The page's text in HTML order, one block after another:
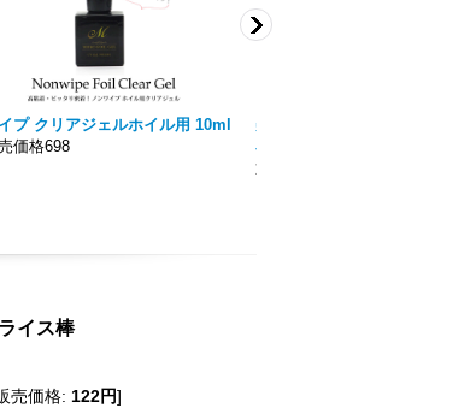
ラス ストーン ハート Vカットス
個入り 36
イス棒
売価格: 122円]